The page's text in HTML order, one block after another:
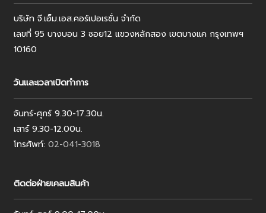
บริษัท จี.เอ็ม.เอส.คอร์เปอเรชั่น จำกัด
เลขที่ 95 บางบอน 3 ซอย12 แขวงหลักสอง เขตบางแค กรุงเทพฯ
10160
วันและเวลาเปิดทำการ
จันทร์-ศุกร์ 9.30-17.30น.
เสาร์ 9.30-12.00น.
โทรศัพท์: 02-041-3018
ติดต่อฝ่ายเคลมสินค้า